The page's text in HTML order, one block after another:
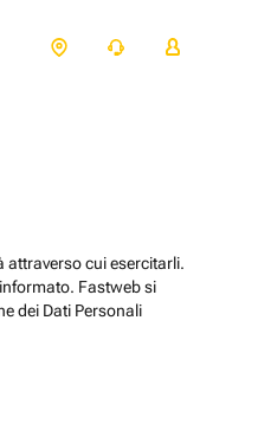
attraverso cui esercitarli.
Fastweb si
dei Dati Personali